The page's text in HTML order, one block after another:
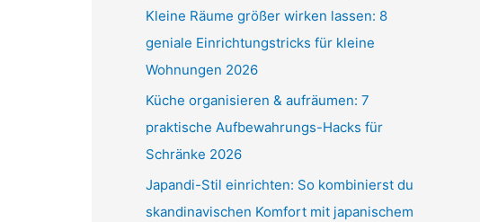
Kleine Räume größer wirken lassen: 8
geniale Einrichtungstricks für kleine
Wohnungen 2026
Küche organisieren & aufräumen: 7
praktische Aufbewahrungs-Hacks für
Schränke 2026
Japandi-Stil einrichten: So kombinierst du
skandinavischen Komfort mit japanischem